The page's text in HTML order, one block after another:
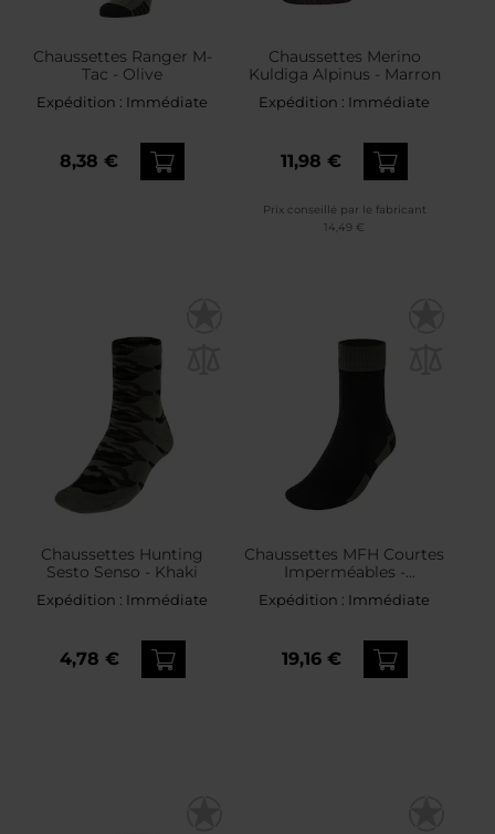
Chaussettes Ranger M-
Tac - Olive
Expédition : Immédiate
8,38 €
Chaussettes Merino
Kuldiga Alpinus - Marron
Expédition : Immédiate
11,98 €
Prix conseillé par le fabricant
14,49 €
Chaussettes Hunting
Sesto Senso - Khaki
Expédition : Immédiate
4,78 €
Chaussettes MFH Courtes
Imperméables -
Olive/Noir
Expédition : Immédiate
19,16 €